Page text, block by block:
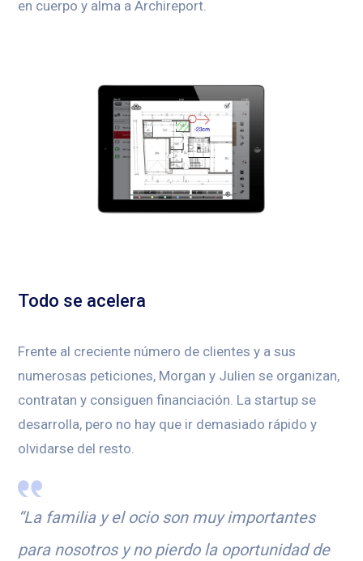
en cuerpo y alma a Archireport.
Todo se acelera
Frente al creciente número de clientes y a sus
numerosas peticiones, Morgan y Julien se organizan,
contratan y consiguen financiación. La startup se
desarrolla, pero no hay que ir demasiado rápido y
olvidarse del resto.
“La familia y el ocio son muy importantes
para nosotros y no pierdo la oportunidad de